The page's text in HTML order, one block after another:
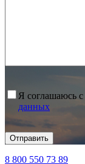
Я соглашаюсь с
данных
8 800 550 73 89